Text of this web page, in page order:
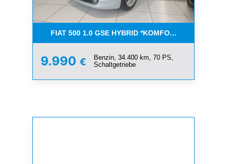
FIAT 500 1.0 GSE HYBRID *KOMFORT PAKET*CAR-
9.990 €
Benzin, 34.400 km, 70 PS,
Schaltgetriebe